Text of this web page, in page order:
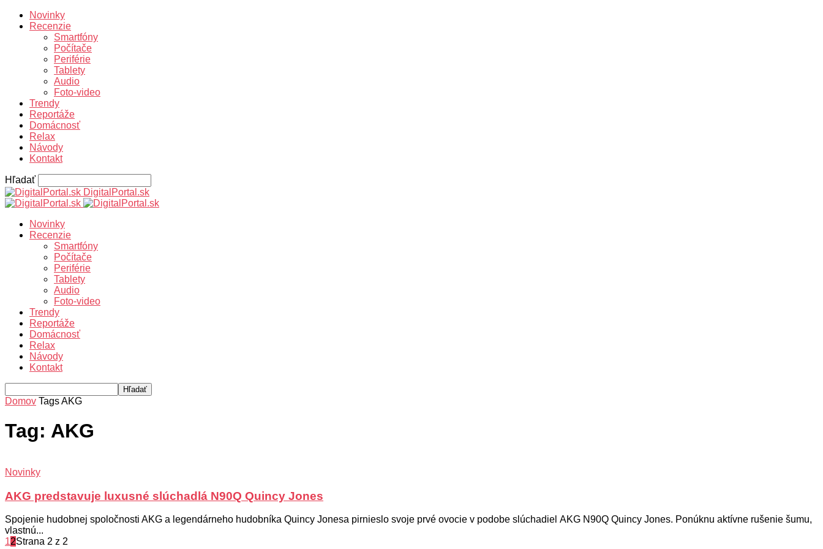
Novinky
Recenzie
Smartfóny
Počítače
Periférie
Tablety
Audio
Foto-video
Trendy
Reportáže
Domácnosť
Relax
Návody
Kontakt
Hľadať
DigitalPortal.sk
Novinky
Recenzie
Smartfóny
Počítače
Periférie
Tablety
Audio
Foto-video
Trendy
Reportáže
Domácnosť
Relax
Návody
Kontakt
Domov TagsAKG
Tag: AKG
Novinky
AKG predstavuje luxusné slúchadlá N90Q Quincy Jones
Spojenie hudobnej spoločnosti AKG a legendárneho hudobníka Quincy Jonesa pirnieslo svoje prvé ovocie v podobe slúchadiel AKG N90Q Quincy Jones. Ponúknu aktívne rušenie šumu,
vlastnú...
12Strana 2 z 2